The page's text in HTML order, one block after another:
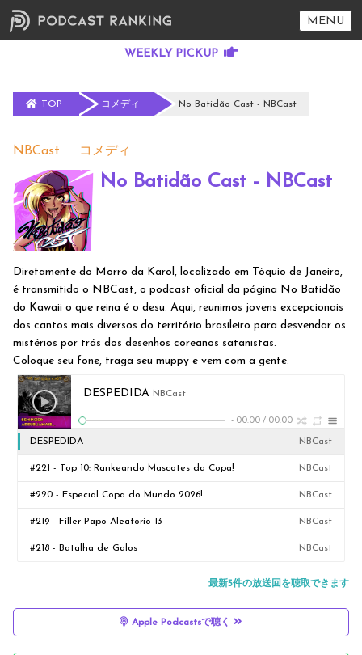
MENU
TOP コメディ No Batidão Cast - NBCast
NBCast コメディ
No Batidão Cast - NBCast
Diretamente do Morro da Karol, localizado em Tóquio de Janeiro,
é transmitido o NBCast, o podcast oficial da página No Batidão
do Kawaii o que reina é o desu. Aqui, reunimos jovens excepcionais
dos cantos mais diversos do território brasileiro para desvendar os
mistérios por trás dos desenhos coreanos satanistas.
Coloque seu fone, traga seu muppy e vem com a gente.
DESPEDIDA NBCast
- 00:00 / 00:00
DESPEDIDA NBCast
#221 - Top 10: Rankeando Mascotes da Copa! NBCast
#220 - Especial Copa do Mundo 2026! NBCast
#219 - Filler Papo Aleatorio 13 NBCast
#218 - Batalha de Galos NBCast
最新5件の放送回を聴取できます
Apple Podcastsで聴く